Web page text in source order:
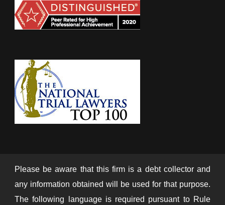
Please be aware that this firm is a debt collector and
any information obtained will be used for that purpose.
The following language is required pursuant to Rule